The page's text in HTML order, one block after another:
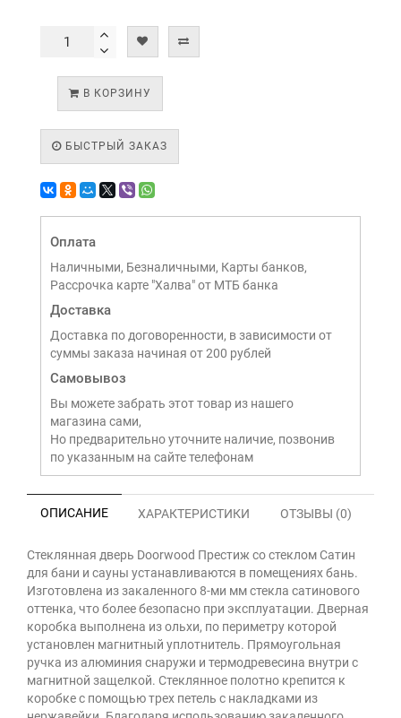
В КОРЗИНУ
БЫСТРЫЙ ЗАКАЗ
Оплата
Наличными, Безналичными, Карты банков,
Рассрочка карте "Халва" от МТБ банка
Доставка
Доставка по договоренности, в зависимости от
суммы заказа начиная от 200 рублей
Самовывоз
Вы можете забрать этот товар из нашего
магазина сами,
Но предварительно уточните наличие, позвонив
по указанным на сайте телефонам
ОПИСАНИЕ ХАРАКТЕРИСТИКИ ОТЗЫВЫ (0)
Стеклянная дверь Doorwood Престиж со стеклом Сатин
для бани и сауны устанавливаются в помещениях бань.
Изготовлена из закаленного 8-ми мм стекла сатинового
оттенка, что более безопасно при эксплуатации. Дверная
коробка выполнена из ольхи, по периметру которой
установлен магнитный уплотнитель. Прямоугольная
ручка из алюминия снаружи и термодревесина внутри с
магнитной защелкой. Стеклянное полотно крепится к
коробке с помощью трех петель с накладками из